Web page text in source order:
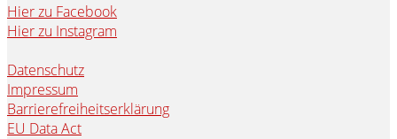
Hier zu Facebook
Hier zu Instagram
Datenschutz
Impressum
Barrierefreiheitserklärung
EU Data Act